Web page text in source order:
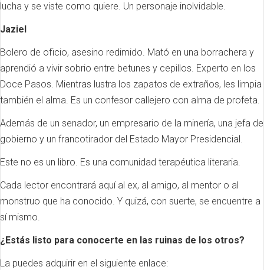
lucha y se viste como quiere. Un personaje inolvidable.
Jaziel
Bolero de oficio, asesino redimido. Mató en una borrachera y
aprendió a vivir sobrio entre betunes y cepillos. Experto en los
Doce Pasos. Mientras lustra los zapatos de extraños, les limpia
también el alma. Es un confesor callejero con alma de profeta.
Además de un senador, un empresario de la minería, una jefa de
gobierno y un francotirador del Estado Mayor Presidencial.
Este no es un libro. Es una comunidad terapéutica literaria.
Cada lector encontrará aquí al ex, al amigo, al mentor o al
monstruo que ha conocido. Y quizá, con suerte, se encuentre a
sí mismo.
¿Estás listo para conocerte en las ruinas de los otros?
La puedes adquirir en el siguiente enlace: